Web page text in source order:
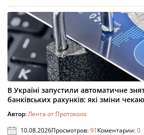
В Україні запустили автоматичне
банківських рахунків: які зміни
Автор:Лента от Протокола
10.08.2026Просмотров:91Коментарии:0